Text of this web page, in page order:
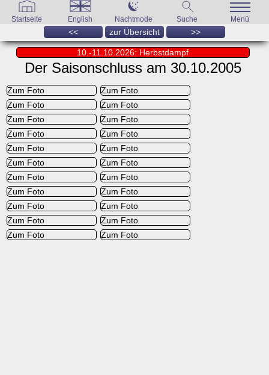
Startseite English Nachtmode Suche Menü
<< zur Übersicht >>
10.-11.10.2026: Herbstdampf
Der Saisonschluss am 30.10.2005
Zum Foto
Zum Foto
Zum Foto
Zum Foto
Zum Foto
Zum Foto
Zum Foto
Zum Foto
Zum Foto
Zum Foto
Zum Foto
Zum Foto
Zum Foto
Zum Foto
Zum Foto
Zum Foto
Zum Foto
Zum Foto
Zum Foto
Zum Foto
Zum Foto
Zum Foto